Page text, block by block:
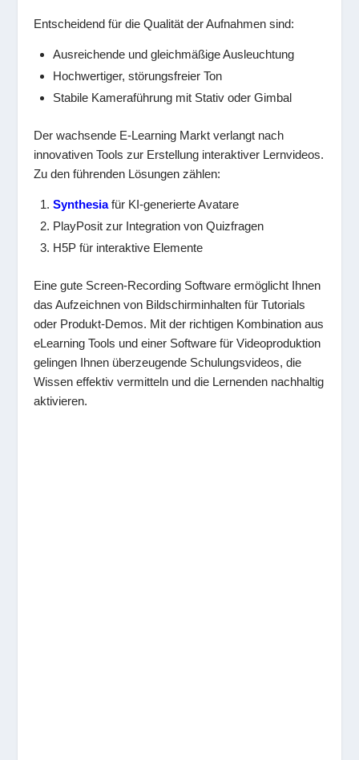
Entscheidend für die Qualität der Aufnahmen sind:
Ausreichende und gleichmäßige Ausleuchtung
Hochwertiger, störungsfreier Ton
Stabile Kameraführung mit Stativ oder Gimbal
Der wachsende E-Learning Markt verlangt nach
innovativen Tools zur Erstellung interaktiver Lernvideos.
Zu den führenden Lösungen zählen:
Synthesiafür KI-generierte Avatare
PlayPosit zur Integration von Quizfragen
H5P für interaktive Elemente
Eine gute Screen-Recording Software ermöglicht Ihnen
das Aufzeichnen von Bildschirminhalten für Tutorials
oder Produkt-Demos. Mit der richtigen Kombination aus
eLearning Tools und einer Software für Videoproduktion
gelingen Ihnen überzeugende Schulungsvideos, die
Wissen effektiv vermitteln und die Lernenden nachhaltig
aktivieren.